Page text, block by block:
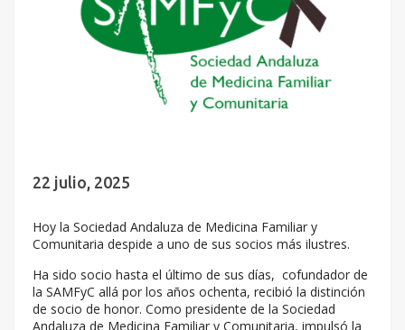
22 julio, 2025
Hoy la Sociedad Andaluza de Medicina Familiar y
Comunitaria despide a uno de sus socios más ilustres.
Ha sido socio hasta el último de sus días, cofundador de
la SAMFyC allá por los años ochenta, recibió la distinción
de socio de honor. Como presidente de la Sociedad
Andaluza de Medicina Familiar y Comunitaria, impulsó la